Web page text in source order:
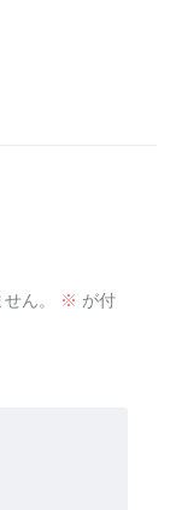
ん。 ※ が付